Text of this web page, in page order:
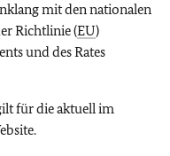
mit den nationalen
Richtlinie (EU)
und des Rates
für die aktuell im